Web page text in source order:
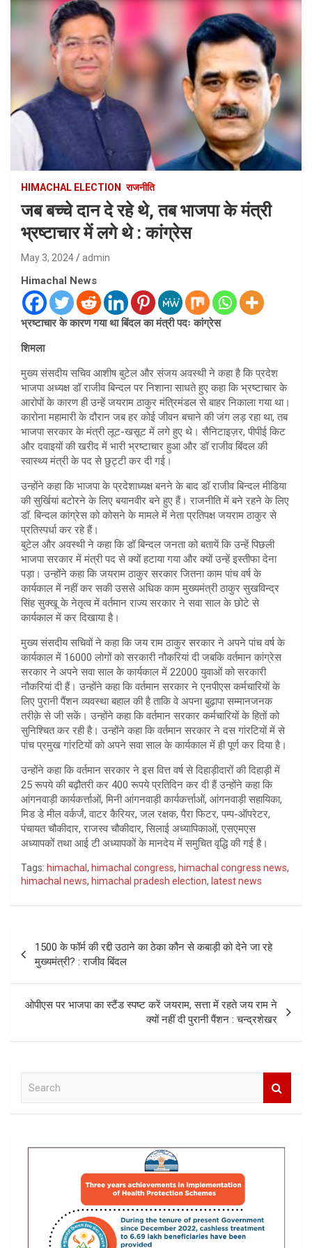
HIMACHAL ELECTION राजनीति
जब बच्चे दान दे रहे थे, तब भाजपा के मंत्री
भ्रष्टाचार में लगे थे : कांग्रेस
May 3, 2024 admin
Himachal News
भ्रष्टाचार के कारण गया था बिंदल का मंत्री पदः कांग्रेस
शिमला
मुख्य संसदीय सचिव आशीष बुटेल और संजय अवस्थी ने कहा है कि प्रदेश
भाजपा अध्यक्ष डॉ राजीव बिन्दल पर निशाना साधते हुए कहा कि भ्रष्टाचार के
आरोपों के कारण ही उन्हें जयराम ठाकुर मंत्रिमंडल से बाहर निकाला गया था।
कारोना महामारी के दौरान जब हर कोई जीवन बचाने की जंग लड़ रहा था, तब
भाजपा सरकार के मंत्री लूट-खसूट में लगे हुए थे। सैनिटाइज़र, पीपीई किट
और दवाइयों की खरीद में भारी भ्रष्टाचार हुआ और डॉ राजीव बिंदल की
स्वास्थ्य मंत्री के पद से छुट्टी कर दी गई।
उन्होंने कहा कि भाजपा के प्रदेशाध्यक्ष बनने के बाद डॉ राजीव बिन्दल मीडिया
की सुर्खियां बटोरने के लिए बयानवीर बने हुए हैं। राजनीति में बने रहने के लिए
डॉ. बिन्दल कांग्रेस को कोसने के मामले में नेता प्रतिपक्ष जयराम ठाकुर से
प्रतिस्पर्धा कर रहे हैं।
बुटेल और अवस्थी ने कहा कि डॉ बिन्दल जनता को बतायें कि उन्हें पिछली
भाजपा सरकार में मंत्री पद से क्यों हटाया गया और क्यों उन्हें इस्तीफा देना
पड़ा। उन्होंने कहा कि जयराम ठाकुर सरकार जितना काम पांच वर्ष के
कार्यकाल में नहीं कर सकी उससे अधिक काम मुख्यमंत्री ठाकुर सुखविन्द्र
सिंह सुक्खू के नेतृत्व में वर्तमान राज्य सरकार ने सवा साल के छोटे से
कार्यकाल में कर दिखाया है।
मुख्य संसदीय सचिवों ने कहा कि जय राम ठाकुर सरकार ने अपने पांच वर्ष के
कार्यकाल में 16000 लोगों को सरकारी नौकरियां दी जबकि वर्तमान कांग्रेस
सरकार ने अपने सवा साल के कार्यकाल में 22000 युवाओं को सरकारी
नौकरियां दी हैं। उन्होंने कहा कि वर्तमान सरकार ने एनपीएस कर्मचारियों के
लिए पुरानी पैंशन व्यवस्था बहाल की है ताकि वे अपना बुढ़ापा सम्मानजनक
तरीक़े से जी सकें। उन्होंने कहा कि वर्तमान सरकार कर्मचारियों के हितों को
सुनिश्चित कर रही है। उन्होंने कहा कि वर्तमान सरकार ने दस गांरटियों में से
पांच प्रमुख गांरटियों को अपने सवा साल के कार्यकाल में ही पूर्ण कर दिया है।
उन्होंने कहा कि वर्तमान सरकार ने इस वित्त वर्ष से दिहाड़ीदारों की दिहाड़ी में
25 रूपये की बढ़ौतरी कर 400 रूपये प्रतिदिन कर दी हैं उन्होंने कहा कि
आंगनवाड़ी कार्यकर्त्ताओं, मिनी आंगनवाड़ी कार्यकर्त्ताओं, आंगनवाड़ी सहायिका,
मिड डे मील वर्कर्जं, वाटर कैरियर, जल रक्षक, पैरा फिटर, पम्प-ऑपरेटर,
पंचायत चौकीदार, राजस्व चौकीदार, सिलाई अध्यापिकाओं, एसएमएस
अध्यापकों तथा आई टी अध्यापकों के मानदेय में समुचित वृद्धि की गई है।
Tags: himachal, himachal congress, himachal congress news,
himachal news, himachal pradesh election, latest news
navigation
1500 के फॉर्म की रद्दी उठाने का ठेका कौन से कबाड़ी को देने जा रहे
मुख्यमंत्री? : राजीव बिंदल
ओपीएस पर भाजपा का स्टैंड स्पष्ट करें जयराम, सत्ता में रहते जय राम ने
क्यों नहीं दी पुरानी पैंशन : चन्द्रशेखर